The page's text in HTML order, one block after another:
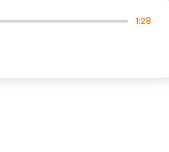
1:28